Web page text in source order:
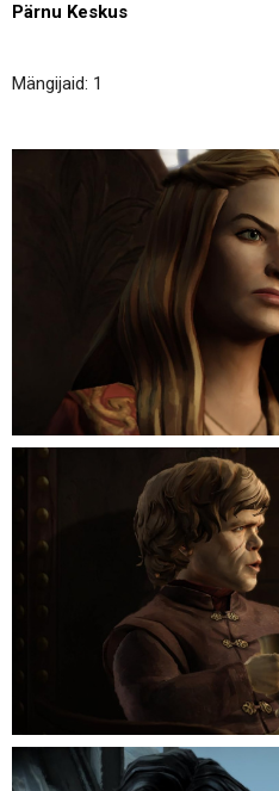
Pärnu Keskus
Mängijaid: 1